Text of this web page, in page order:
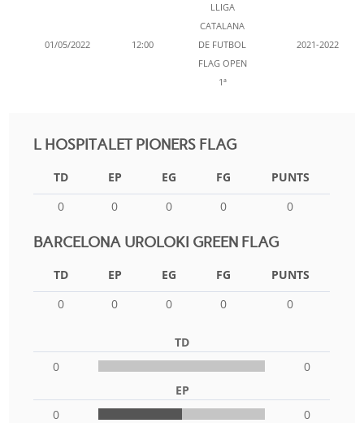
01/05/2022 12:00
LLIGA
CATALANA
DE FUTBOL
FLAG OPEN
1ª
2021-2022
L HOSPITALET PIONERS FLAG
TD EP EG FG
PUNTS
0
0 0 0 0
BARCELONA UROLOKI GREEN FLAG
TD EP EG FG
PUNTS
0
0 0 0 0
TD
0
0
EP
0
0